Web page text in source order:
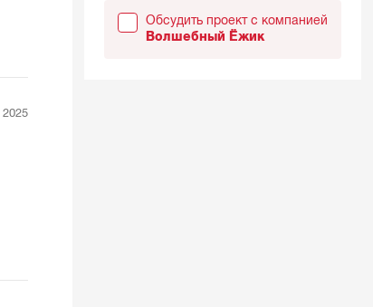
Обсудить проект с компанией
Волшебный Ёжик